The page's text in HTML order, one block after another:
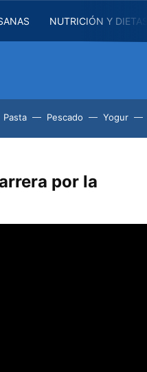
NUTRICIÓN Y
Pasta Pescado Yogur
por la